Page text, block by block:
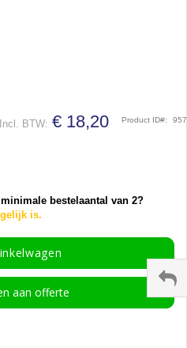
€ 18,20 Product ID
bestelaantal van 2?
is.
aan offerte